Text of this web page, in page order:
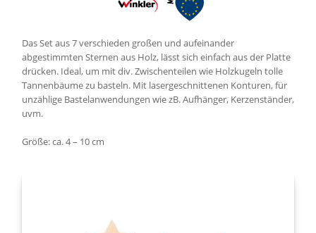
Das Set aus 7 verschieden großen und aufeinander
abgestimmten Sternen aus Holz, lässt sich einfach aus der Platte
drücken. Ideal, um mit div. Zwischenteilen wie Holzkugeln tolle
Tannenbäume zu basteln. Mit lasergeschnittenen Konturen, für
unzählige Bastelanwendungen wie zB. Aufhänger, Kerzenständer,
uvm.
Größe: ca. 4 – 10 cm